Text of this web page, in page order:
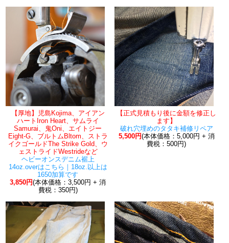
【厚地】児島Kojima、アイアン
ハートIron Heart、サムライ
Samurai、鬼Oni、エイトジー
Eight-G、ブルトムBltom、ストラ
イクゴールドThe Strike Gold、ウ
ェストライドWestrideなど
ヘビーオンスデニム裾上
14oz.overはこちら｜18oz.以上は
1650加算です
3,850円(本体価格：3,500円 + 消
費税：350円)
【正式見積もり後に金額を修正し
ます】
破れ穴埋めのタタキ補修リペア
5,500円(本体価格：5,000円 + 消
費税：500円)